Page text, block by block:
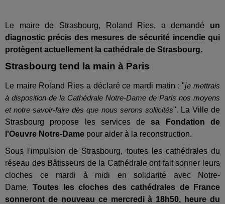
Le maire de Strasbourg, Roland Ries, a demandé un
diagnostic précis des mesures de sécurité incendie qui
protègent actuellement la cathédrale de Strasbourg.
Strasbourg tend la main à Paris
Le maire Roland Ries a déclaré ce mardi matin : "je mettrais
à disposition de la Cathédrale Notre-Dame de Paris nos moyens
et notre savoir-faire dès que nous serons sollicités". La Ville de
Strasbourg propose les services desa Fondation de
l'Oeuvre Notre-Dame pour aider à la reconstruction.
Sous l'impulsion de Strasbourg, toutes les cathédrales du
réseau des Bâtisseurs de la Cathédrale ont fait sonner leurs
cloches ce mardi à midi en solidarité avec Notre-
Dame.Toutes les cloches des cathédrales de France
sonneront de nouveau ce mercredi à 18h50, heure du